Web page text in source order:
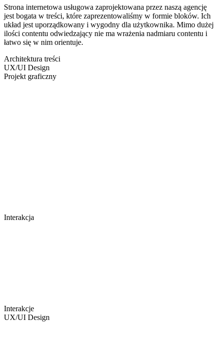
Strona internetowa usługowa zaprojektowana przez naszą agencję
jest bogata w treści, które zaprezentowaliśmy w formie bloków. Ich
układ jest uporządkowany i wygodny dla użytkownika. Mimo dużej
ilości contentu odwiedzający nie ma wrażenia nadmiaru contentu i
łatwo się w nim orientuje.
Architektura treści
UX/UI Design
Projekt graficzny
Interakcja
Interakcje
UX/UI Design